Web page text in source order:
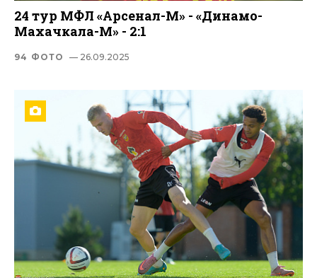
24 тур МФЛ «Арсенал-М» - «Динамо-
Махачкала-М» - 2:1
94 ФОТО — 26.09.2025